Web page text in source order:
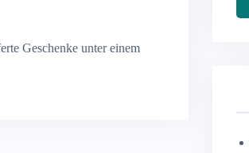
Geschenke unter einem